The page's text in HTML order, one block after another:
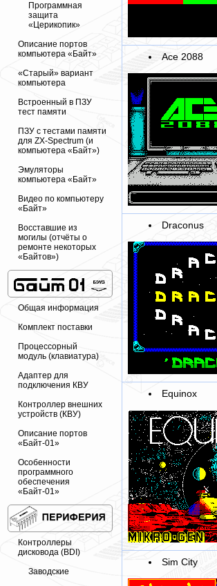
Программная
защита
«Церикопик»
Описание портов
компьютера «Байт»
«Старый» вариант
компьютера
Встроенный в ПЗУ
тест памяти
ПЗУ с тестами памяти
для ZX-Spectrum (и
компьютера «Байт»)
Эмуляторы
компьютера «Байт»
Видео по компьютеру
«Байт»
Восставшие из
могилы (отчёты о
ремонте некоторых
«Байтов»)
Общая информация
Комплект поставки
Процессорный
модуль (клавиатура)
Адаптер для
подключения КВУ
Контроллер внешних
устройств (КВУ)
Описание портов
«Байт-01»
Особенности
программного
обеспечения
«Байт-01»
Контроллеры
дисковода (BDI)
Заводские
Ace 2088
Draconus
Equinox
Sim City